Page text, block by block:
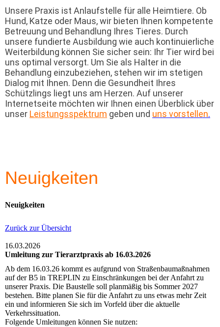
Unsere Praxis ist Anlaufstelle für alle Heimtiere. Ob
Hund, Katze oder Maus, wir bieten Ihnen kompetente
Betreuung und Behandlung Ihres Tieres. Durch
unsere fundierte Ausbildung wie auch kontinuierliche
Weiterbildung können Sie sicher sein: Ihr Tier wird bei
uns optimal versorgt. Um Sie als Halter in die
Behandlung einzubeziehen, stehen wir im stetigen
Dialog mit Ihnen. Denn die Gesundheit Ihres
Schützlings liegt uns am Herzen. Auf unserer
Internetseite möchten wir Ihnen einen Überblick über
unser Leistungsspektrum geben und uns vorstellen.
Neuigkeiten
Neuigkeiten
Zurück zur Übersicht
16.03.2026
Umleitung zur Tierarztpraxis ab 16.03.2026
Ab dem 16.03.26 kommt es aufgrund von Straßenbaumaßnahmen
auf der B5 in TREPLIN zu Einschränkungen bei der Anfahrt zu
unserer Praxis. Die Baustelle soll planmäßig bis Sommer 2027
bestehen. Bitte planen Sie für die Anfahrt zu uns etwas mehr Zeit
ein und informieren Sie sich im Vorfeld über die aktuelle
Verkehrssituation.
Folgende Umleitungen können Sie nutzen: